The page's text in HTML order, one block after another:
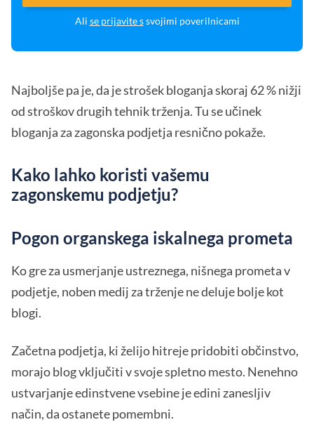
Ali se prijavite ssvojimi poverilnicami
Najboljše pa je, da je strošek bloganja skoraj 62 % nižji
od stroškov drugih tehnik trženja. Tu se učinek
bloganja za zagonska podjetja resnično pokaže.
Kako lahko koristi vašemu
zagonskemu podjetju?
Pogon organskega iskalnega prometa
Ko gre za usmerjanje ustreznega, nišnega prometa v
podjetje, noben medij za trženje ne deluje bolje kot
blogi.
Začetna podjetja, ki želijo hitreje pridobiti občinstvo,
morajo blog vključiti v svoje spletno mesto. Nenehno
ustvarjanje edinstvene vsebine je edini zanesljiv
način, da ostanete pomembni.